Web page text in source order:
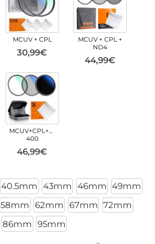
MCUV + CPL
30,99€
MCUV + CPL +
ND4
44,99€
MCUV+CPL+ND2-
400
46,99€
40.5mm 43mm 46mm 49mm
58mm 62mm 67mm 72mm
86mm 95mm